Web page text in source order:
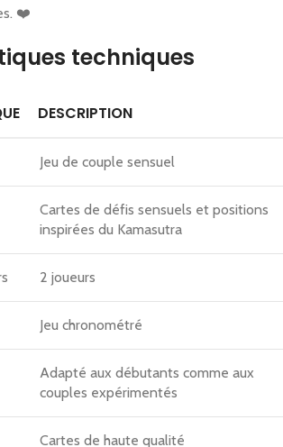
❤️
techniques
DESCRIPTION
Jeu de couple sensuel
Cartes de défis sensuels et positions
inspirées du Kamasutra
2 joueurs
Jeu chronométré
Adapté aux débutants comme aux
couples expérimentés
Cartes de haute qualité